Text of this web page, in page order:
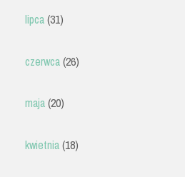
lipca(31)
czerwca(26)
maja(20)
kwietnia(18)